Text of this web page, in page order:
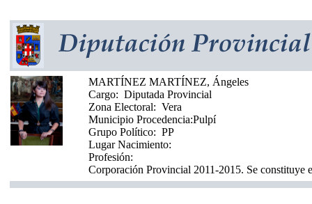
MARTÍNEZ MARTÍNEZ, Ángeles
Cargo: Diputada Provincial
Zona Electoral: Vera
Municipio Procedencia:Pulpí
Grupo Político: PP
Lugar Nacimiento:
Profesión:
Corporación Provincial 2011-2015. Se constituye